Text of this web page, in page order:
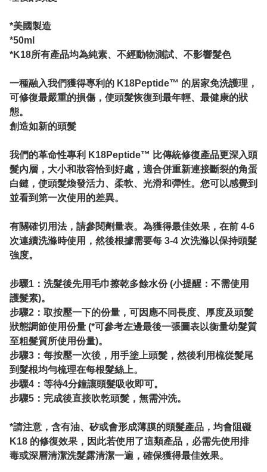
*美國製造
*50ml
*K18所有產品均為純素、不經動物測試、不影響髮色
一種融入我們獲得專利的 K18Peptide™ 的居家免洗護理，
可修復最嚴重的損傷，使頭髮恢復到最年輕、最健康的狀
態。
創造如新的頭髮
我們的革命性專利 K18Peptide™ 比傳統修復產品更深入頭
髮內層，大小和妝容恰到好處，適合併重新連接斷裂的角蛋
白鏈，使頭髮煥發活力、柔軟、光滑和彈性。您可以感覺到
並看到第一次使用的差異。
有關確切用法，請參閱劑量表。為獲得最佳效果，在前 4-6
次連續洗滌時使用，然後根據需要每 3-4 次洗滌以保持頭髮
強度。
步驟1：洗髮後先用毛巾擦乾多餘水份 (小提醒：不需使用
護髮素)。
步驟2：取按壓一下的份量，可因應不同長度、厚度及頭髮
狀態調節使用份量 (*可參考左邊最後一張圖表以衡量幼髮質
至粗髮質所使用份量)。
步驟3：每按壓一次後，用手塗上頭髮，然後利用梳從髮尾
到髮根均勻梳理在每根髮絲上。
步驟4：等待4分鐘讓頭髮吸收即可。
步驟5：完成後直接吹乾頭髮，無需沖洗。
*請注意，含有油、矽或會形成薄膜的頭髮產品，均會阻礙
K18 的修復效果，因此若使用了這類產品，必需先使用排
毒或深層清潔洗髮露清潔一遍，確保獲得最佳效果。